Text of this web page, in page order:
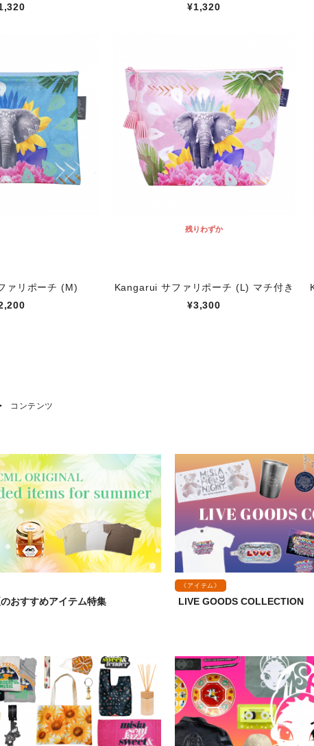
¥1,320
ァリポーチ (M)
残りわずか
Kangarui サファリポーチ (L) マチ付き
¥3,300
コンテンツ
おすすめアイテム特集
《アイテム》
LIVE GOODS COLLECTION